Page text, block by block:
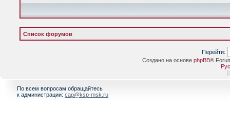
Список форумов
Перейти:
Создано на основе phpBB®
[
По всем вопросам обращайтесь
к администрации: cap@ksp-msk.ru